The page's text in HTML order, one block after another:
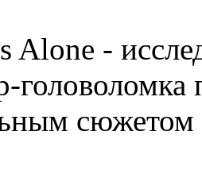
Alone -
головоломка